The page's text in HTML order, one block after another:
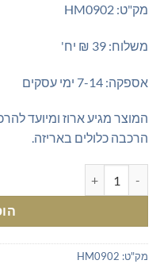
מק"ט: HM0902
משלוח: 39 ₪ יח'
אספקה: 7-14 ימי עסקים
המוצר מגיע ארוז ומיועד
הרכבה כלולים באריזה.
מק"ט: HM0902